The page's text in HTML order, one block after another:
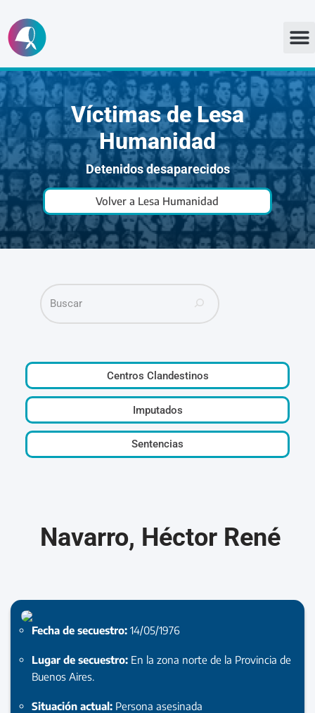
Ir
al
contenido
Víctimas de Lesa
Humanidad
Detenidos desaparecidos
Volver a Lesa Humanidad
Centros Clandestinos
Imputados
Sentencias
Navarro, Héctor René
Fecha de secuestro: 14/05/1976
Lugar de secuestro: En la zona norte de la Provincia de
Buenos Aires.
Situación actual: Persona asesinada